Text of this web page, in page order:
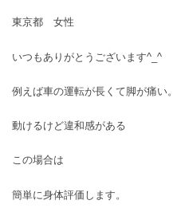
東京都 女性
いつもありがとうございます^_^
例えば車の運転が長くて脚が痛い。
動けるけど違和感がある
この場合は
簡単に身体評価します。